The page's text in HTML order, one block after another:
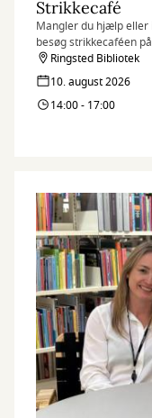
Strikkecafé
Mangler du hjælp
besøg strikkecaféen
Ringsted Bibliotek
10. august 2026
14:00 - 17:00